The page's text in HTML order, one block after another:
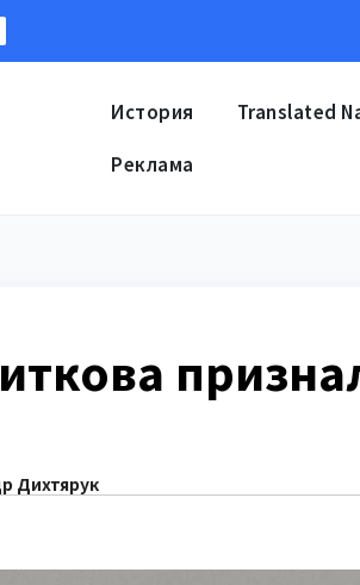
История Translated
Реклама
Дихтярук